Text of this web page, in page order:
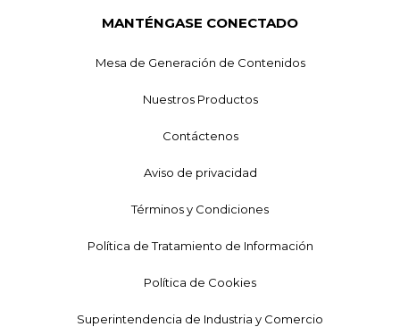
MANTÉNGASE CONECTADO
Mesa de Generación de Contenidos
Nuestros Productos
Contáctenos
Aviso de privacidad
Términos y Condiciones
Política de Tratamiento de Información
Política de Cookies
Superintendencia de Industria y Comercio